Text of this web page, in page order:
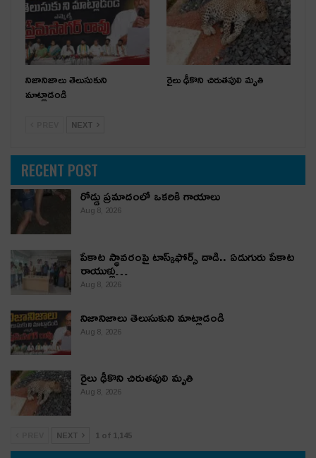
నిజానిజాలు తెలుసుకుని
మాట్లాడండి
రైలు ఢీకొని చిరుతపులి మృతి
NEXT
RECENT POST
రోడ్డు ప్రమాదంలో ఒకరికి గాయాలు
Aug 8, 2026
పేకాట స్థావరంపై టాస్క్‌ఫోర్స్ దాడి.. ఏడుగురు పేకాట
రాయుళ్లు…
Aug 8, 2026
నిజానిజాలు తెలుసుకుని మాట్లాడండి
Aug 8, 2026
రైలు ఢీకొని చిరుతపులి మృతి
Aug 8, 2026
NEXT 1 of 1,145